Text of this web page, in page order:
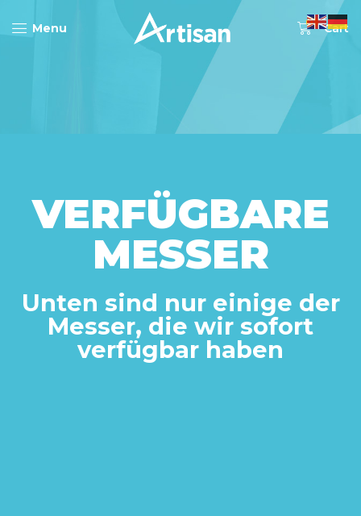
Menu 0 Cart
VERFÜGBARE
MESSER
Unten sind nur einige der
Messer, die wir sofort
verfügbar haben